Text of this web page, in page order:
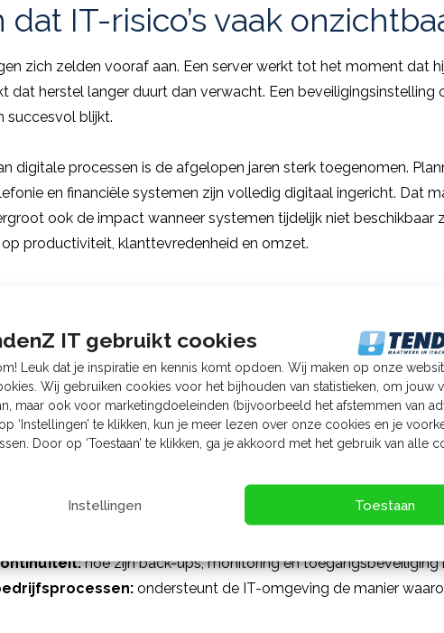
IT gebruikt cookies
Leuk dat je inspiratie en kennis komt opdoen. Wij maken op onze
Wij gebruiken cookies voor het bijhouden van statistieken, om jouw
maar ook voor marketingdoeleinden (bijvoorbeeld het afstemmen van
‘Instellingen’ te klikken, kun je meer lezen over onze cookies en je
Door op ‘Toestaan’ te klikken, ga je akkoord met het gebruik van alle
Toestaan
Instellingen
IT-risico’s vaak
zich zelden vooraf aan. Een server werkt tot het moment dat
dat herstel langer duurt dan verwacht. Een
succesvol blijkt.
digitale processen is de afgelopen jaren sterk toegenomen.
en financiële systemen zijn volledig digitaal ingericht. Dat
ook de impact wanneer systemen tijdelijk niet beschikbaar
productiviteit, klanttevredenheid en omzet.
check voor een mkb-
technische audit zijn die alleen voor IT-specialisten
je staat, waar de grootste risico’s zitten en welke verbeteringen
daarbij altijd naar drie niveaus:
hoe zijn back-ups, monitoring en toegangsbeveiliging
ondersteunt de IT-omgeving de manier